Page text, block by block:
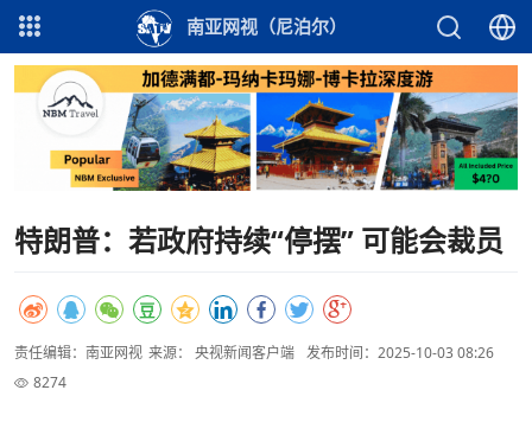
南亚网视（尼泊尔）
特朗普：若政府持续“停摆” 可能会裁员
责任编辑：南亚网视 来源： 央视新闻客户端 发布时间：2025-10-03 08:26
8274